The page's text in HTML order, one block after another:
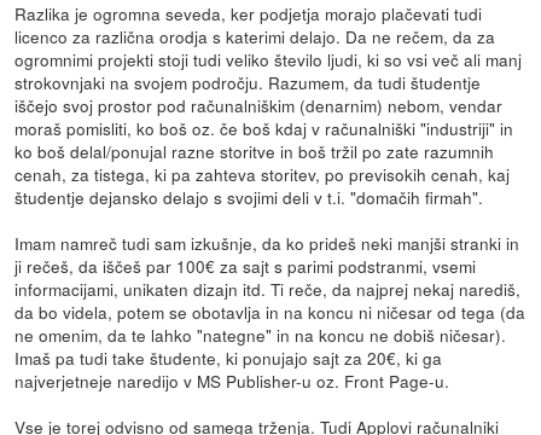
Razlika je ogromna seveda, ker podjetja morajo plačevati tudi
licenco za različna orodja s katerimi delajo. Da ne rečem, da za
ogromnimi projekti stoji tudi veliko število ljudi, ki so vsi več ali manj
strokovnjaki na svojem področju. Razumem, da tudi študentje
iščejo svoj prostor pod računalniškim (denarnim) nebom, vendar
moraš pomisliti, ko boš oz. če boš kdaj v računalniški "industriji" in
ko boš delal/ponujal razne storitve in boš tržil po zate razumnih
cenah, za tistega, ki pa zahteva storitev, po previsokih cenah, kaj
študentje dejansko delajo s svojimi deli v t.i. "domačih firmah".
Imam namreč tudi sam izkušnje, da ko prideš neki manjši stranki in
ji rečeš, da iščeš par 100€ za sajt s parimi podstranmi, vsemi
informacijami, unikaten dizajn itd. Ti reče, da najprej nekaj narediš,
da bo videla, potem se obotavlja in na koncu ni ničesar od tega (da
ne omenim, da te lahko "nategne" in na koncu ne dobiš ničesar).
Imaš pa tudi take študente, ki ponujajo sajt za 20€, ki ga
najverjetneje naredijo v MS Publisher-u oz. Front Page-u.
Vse je torej odvisno od samega trženja. Tudi Applovi računalniki